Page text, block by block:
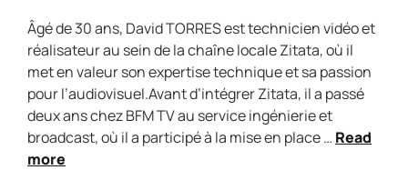
Âgé de 30 ans, David TORRES est technicien vidéo et
réalisateur au sein de la chaîne locale Zitata, où il
met en valeur son expertise technique et sa passion
pour l’audiovisuel.Avant d’intégrer Zitata, il a passé
deux ans chez BFM TV au service ingénierie et
broadcast, où il a participé à la mise en place … Read
more